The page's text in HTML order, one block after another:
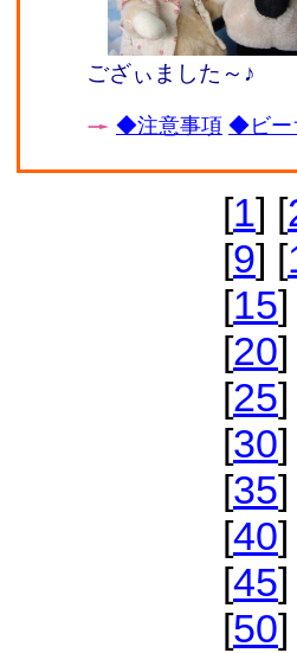
ござぃました～♪
◆注意事項 ◆ビー
[1] [
[9] [
[15]
[20]
[25]
[30]
[35]
[40]
[45]
[50]